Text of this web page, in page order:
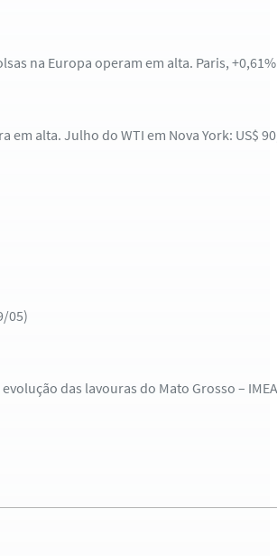
na Europa operam em alta. Paris,
em alta. Julho do WTI em Nova York: US$
05)
evolução das lavouras do Mato Grosso –